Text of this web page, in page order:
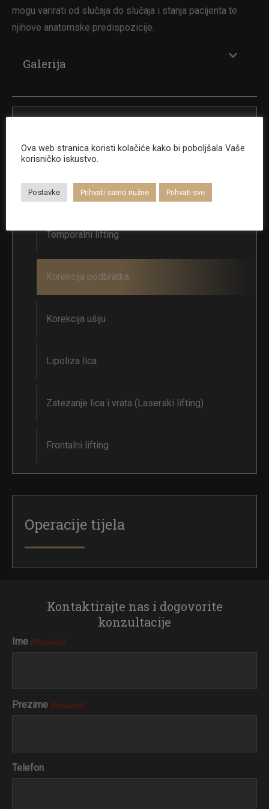
Korekcija kapaka (Blefaroplastika)
Temporalni lifting
Korekcija podbratka
Korekcija ušiju
Lipoliza lica
Zatezanje lica i vrata (Laserski lifting)
Frontalni lifting
Operacije tijela
mogu varirati od slučaja do slučaja i stanja pacijenta te
njihove anatomske predispozicije.
Galerija
Kontaktirajte nas i dogovorite
konzultacije
Ime (Required)
Prezime (Required)
Telefon
Ova web stranica koristi kolačiće kako bi poboljšala Vaše
korisničko iskustvo.
Postavke Prihvati samo nužne Prihvati sve